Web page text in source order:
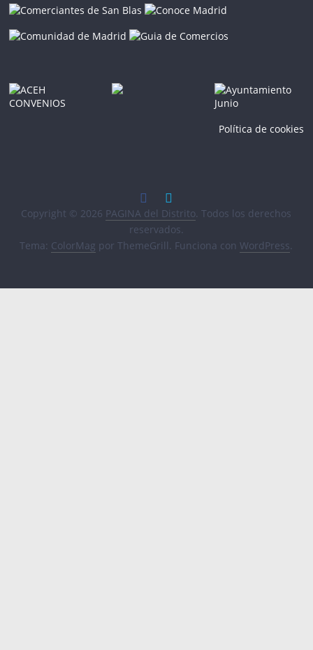
Política de cookies
Copyright © 2026 PAGINA del Distrito. Todos los derechos
reservados.
Tema: ColorMag por ThemeGrill. Funciona conWordPress.